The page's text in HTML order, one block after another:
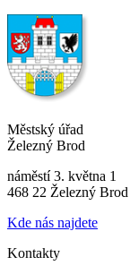
Městský úřad
Železný Brod
náměstí 3. května 1
468 22 Železný Brod
Kde nás najdete
Kontakty